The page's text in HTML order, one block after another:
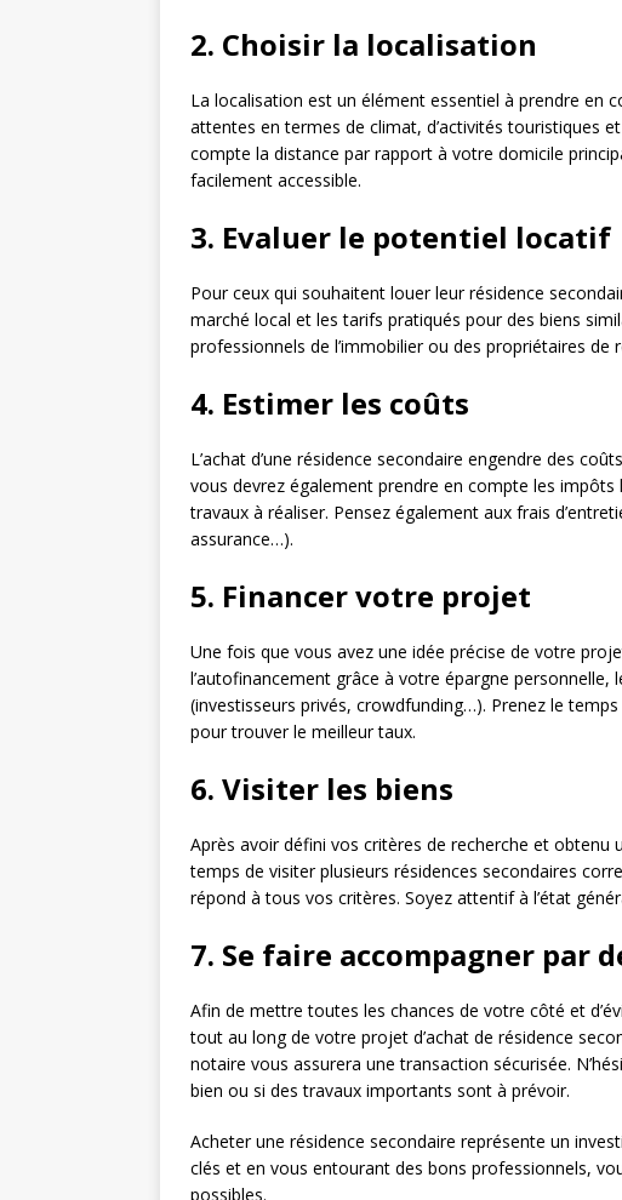
2. Choisir la localisation
La localisation est un élément essentiel à prendre en
attentes en termes de climat, d’activités touristiques
compte la distance par rapport à votre domicile
facilement accessible.
3. Evaluer le potentiel locatif
Pour ceux qui souhaitent louer leur résidence
marché local et les tarifs pratiqués pour des biens
professionnels de l’immobilier ou des propriétaires
4. Estimer les coûts
L’achat d’une résidence secondaire engendre des
vous devrez également prendre en compte les
travaux à réaliser. Pensez également aux frais
assurance…).
5. Financer votre projet
Une fois que vous avez une idée précise de votre
l’autofinancement grâce à votre épargne
(investisseurs privés, crowdfunding…). Prenez le
pour trouver le meilleur taux.
6. Visiter les biens
Après avoir défini vos critères de recherche et obtenu
temps de visiter plusieurs résidences secondaires
répond à tous vos critères. Soyez attentif à l’état
7. Se faire accompagner par
Afin de mettre toutes les chances de votre côté et
tout au long de votre projet d’achat de résidence
notaire vous assurera une transaction sécurisée.
bien ou si des travaux importants sont à prévoir.
Acheter une résidence secondaire représente un
clés et en vous entourant des bons professionnels,
possibles.